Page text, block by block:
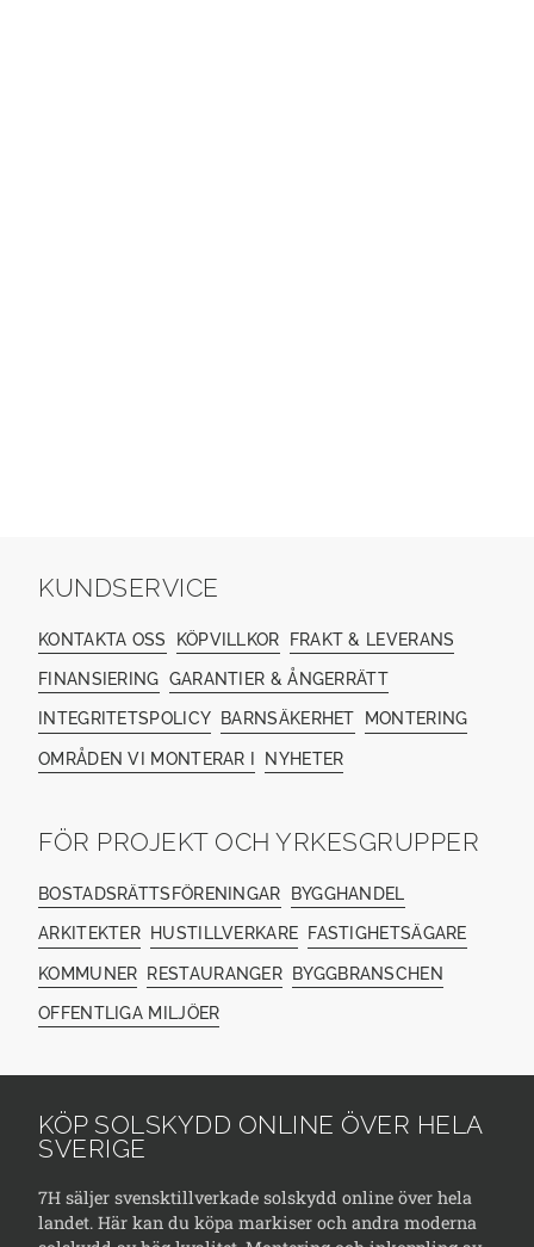
KUNDSERVICE
KONTAKTA OSS KÖPVILLKOR FRAKT & LEVERANS
FINANSIERING GARANTIER & ÅNGERRÄTT
INTEGRITETSPOLICY BARNSÄKERHET MONTERING
OMRÅDEN VI MONTERAR I NYHETER
FÖR PROJEKT OCH YRKESGRUPPER
BOSTADSRÄTTSFÖRENINGAR BYGGHANDEL
ARKITEKTER HUSTILLVERKARE FASTIGHETSÄGARE
KOMMUNER RESTAURANGER BYGGBRANSCHEN
OFFENTLIGA MILJÖER
KÖP SOLSKYDD ONLINE ÖVER HELA
SVERIGE
7H säljer svensktillverkade solskydd online över hela
landet. Här kan du köpa markiser och andra moderna